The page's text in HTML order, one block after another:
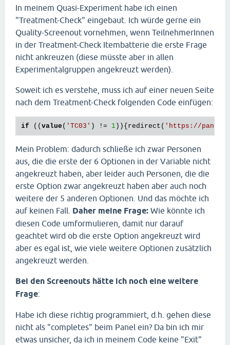
In meinem Quasi-Experiment habe ich einen
"Treatment-Check" eingebaut. Ich würde gerne ein
Quality-Screenout vornehmen, wenn TeilnehmerInnen
in der Treatment-Check Itembatterie die erste Frage
nicht ankreuzen (diese müsste aber in allen
Experimentalgruppen angekreuzt werden).
Soweit ich es verstehe, muss ich auf einer neuen Seite
nach dem Treatment-Check folgenden Code einfügen:
if (( value ( 'TC03' ) != 1 )){redirect( 'https://
Mein Problem: dadurch schließe ich zwar Personen
aus, die die erste der 6 Optionen in der Variable nicht
angekreuzt haben, aber leider auch Personen, die die
erste Option zwar angekreuzt haben aber auch noch
weitere der 5 anderen Optionen. Und das möchte ich
auf keinen Fall. Daher meine Frage: Wie könnte ich
diesen Code umformulieren, damit nur darauf
geachtet wird ob die erste Option angekreuzt wird
aber es egal ist, wie viele weitere Optionen zusätzlich
angekreuzt werden.
Bei den Screenouts hätte ich noch eine weitere
Frage:
Habe ich diese richtig programmiert, d.h. gehen diese
nicht als "completes" beim Panel ein? Da bin ich mir
etwas unsicher, da ich in meinem Code keine "Exit"